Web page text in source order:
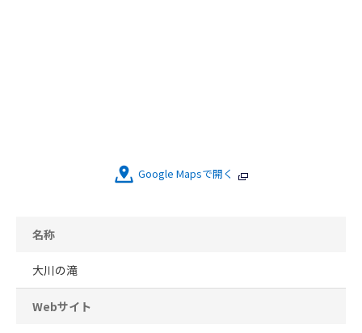
Google Mapsで開く
名称
大川の滝
Webサイト